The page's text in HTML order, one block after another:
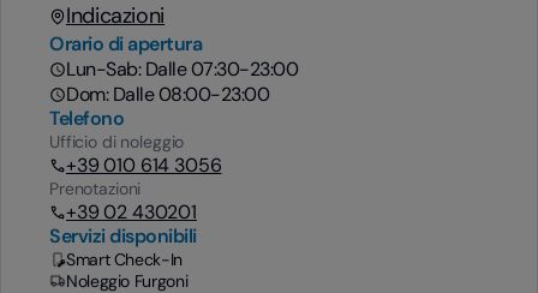
Indicazioni
Orario di apertura
Lun-Sab: Dalle 07:30-23:00
Dom: Dalle 08:00-23:00
Telefono
Ufficio di noleggio
+39 010 614 3056
Prenotazioni
+39 02 430201
Servizi disponibili
Smart Check-In
Noleggio Furgoni